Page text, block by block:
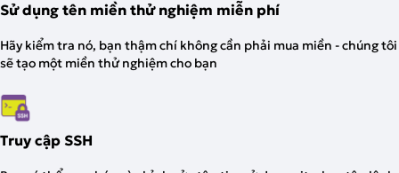
Sử dụng tên miền thử nghiệm miễn phí
Hãy kiểm tra nó, bạn thậm chí không cần phải mua miền - chúng tôi
sẽ tạo một miền thử nghiệm cho bạn
Truy cập SSH